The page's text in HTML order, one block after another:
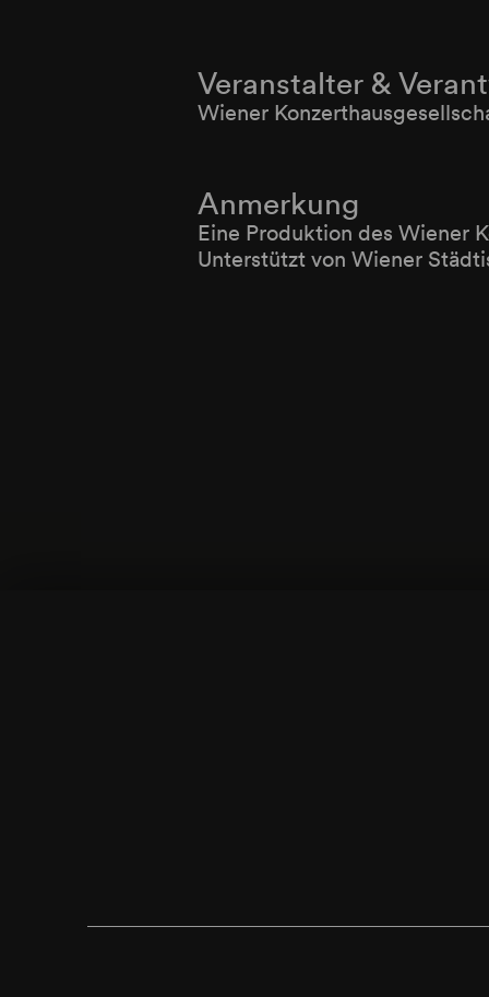
Veranstalter &
Wiener
Anmerkung
Eine Produktion des Wiener
Unterstützt von Wiener